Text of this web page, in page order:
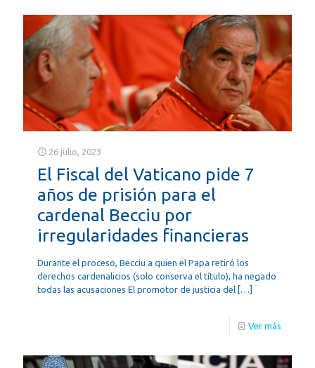
26 julio, 2023
El Fiscal del Vaticano pide 7
años de prisión para el
cardenal Becciu por
irregularidades financieras
Durante el proceso, Becciu a quien el Papa retiró los
derechos cardenalicios (solo conserva el título), ha negado
todas las acusaciones El promotor de justicia del […]
Ver más